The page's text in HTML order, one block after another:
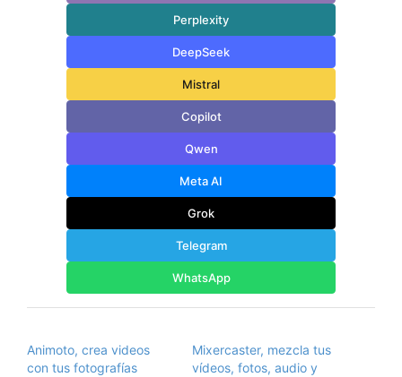
Perplexity
DeepSeek
Mistral
Copilot
Qwen
Meta AI
Grok
Telegram
WhatsApp
Animoto, crea videos
con tus fotografías
Mixercaster, mezcla tus
vídeos, fotos, audio y